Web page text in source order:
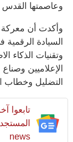
وعاصمتها القدس
وأكدت أن
السيادة الرقمية
وتقنيات الذكاء
الإعلاميين
التضليل وخطاب
تابعوا
news